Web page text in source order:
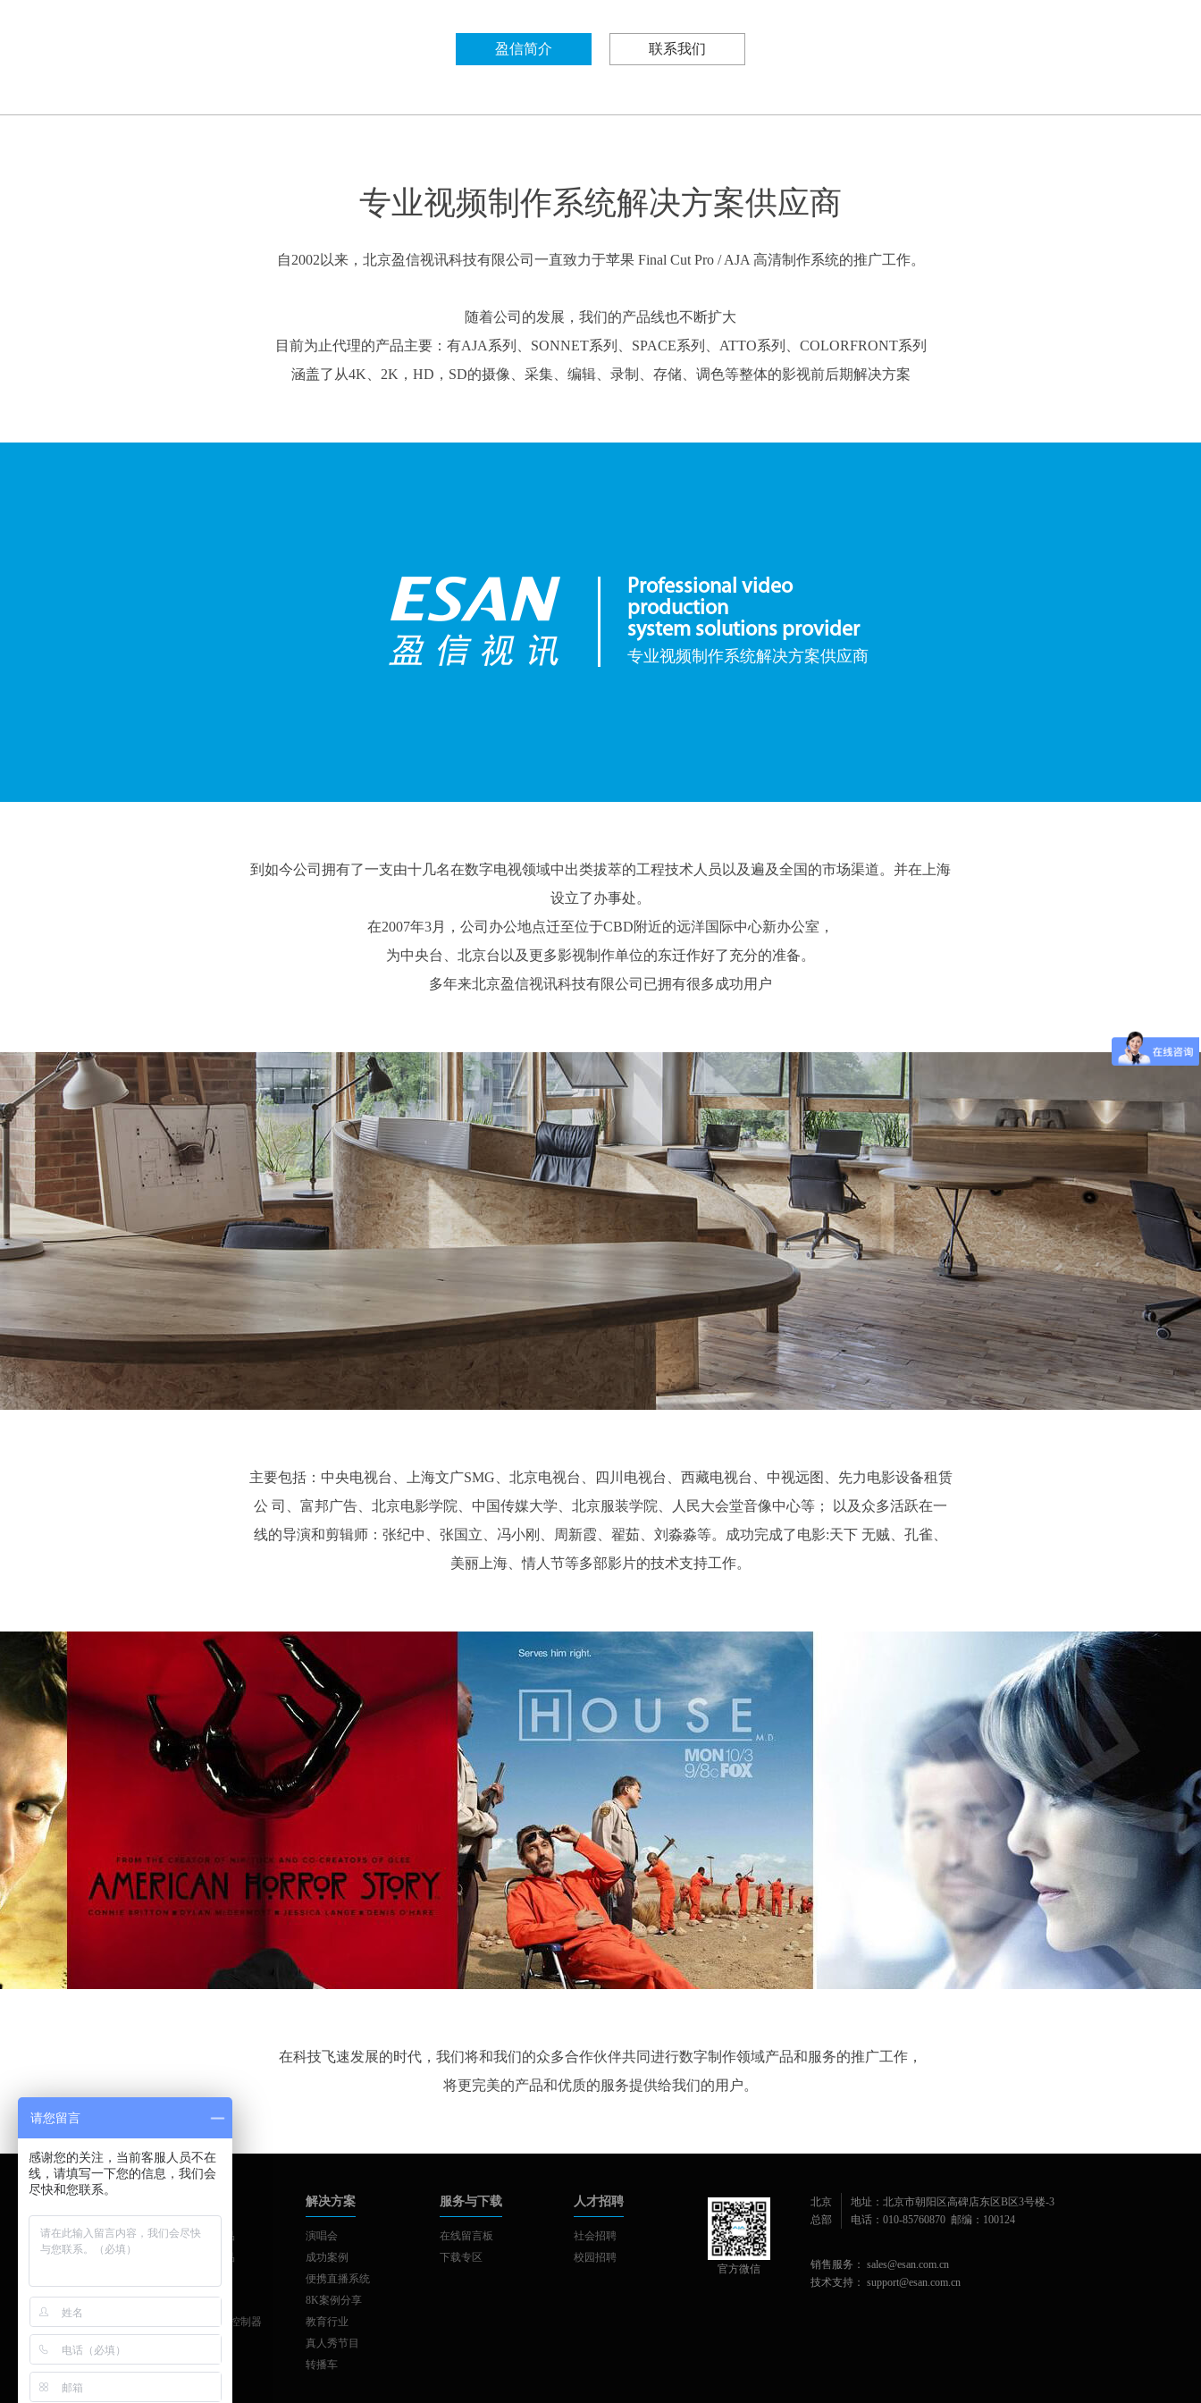
盈信简介 联系我们
专业视频制作系统解决方案供应商
自2002以来，北京盈信视讯科技有限公司一直致力于苹果 Final Cut Pro / AJA 高清制作系统的推广工作。
随着公司的发展，我们的产品线也不断扩大
目前为止代理的产品主要：有AJA系列、SONNET系列、SPACE系列、ATTO系列、COLORFRONT系列
涵盖了从4K、2K，HD，SD的摄像、采集、编辑、录制、存储、调色等整体的影视前后期解决方案
Professional video
production
system solutions provider
专业视频制作系统解决方案供应商
到如今公司拥有了一支由十几名在数字电视领域中出类拔萃的工程技术人员以及遍及全国的市场渠道。并在上海
设立了办事处。
在2007年3月，公司办公地点迁至位于CBD附近的远洋国际中心新办公室，
为中央台、北京台以及更多影视制作单位的东迁作好了充分的准备。
多年来北京盈信视讯科技有限公司已拥有很多成功用户
主要包括：中央电视台、上海文广SMG、北京电视台、四川电视台、西藏电视台、中视远图、先力电影设备租赁
公 司、富邦广告、北京电影学院、中国传媒大学、北京服装学院、人民大会堂音像中心等； 以及众多活跃在一
线的导演和剪辑师：张纪中、张国立、冯小刚、周新霞、翟茹、刘淼淼等。成功完成了电影:天下 无贼、孔雀、
美丽上海、情人节等多部影片的技术支持工作。
在科技飞速发展的时代，我们将和我们的众多合作伙伴共同进行数字制作领域产品和服务的推广工作，
将更完美的产品和优质的服务提供给我们的用户。
AJA
SONNET
ATTO
Colorfont
vMix
AJA系列产品
AJA系列产品
工作站扩展
SKAARHOJ控制器
解决方案
演唱会
成功案例
便携直播系统
8K案例分享
教育行业
真人秀节目
转播车
服务与下载
在线留言板
下载专区
人才招聘
社会招聘
校园招聘
官方微信
北京
总部
地址：北京市朝阳区高碑店东区B区3号楼-3
电话：010-85760870 邮编：100124
销售服务： sales@esan.com.cn
技术支持： support@esan.com.cn
请您留言
感谢您的关注，当前客服人员不在
线，请填写一下您的信息，我们会
尽快和您联系。